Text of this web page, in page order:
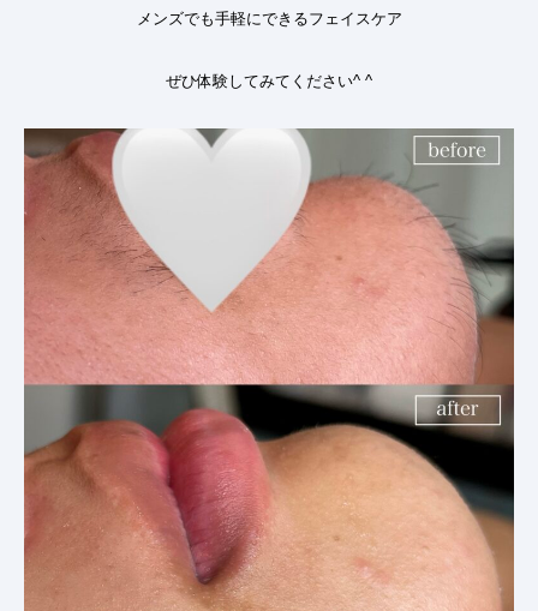
メンズでも手軽にできるフェイスケア
ぜひ体験してみてください^ ^